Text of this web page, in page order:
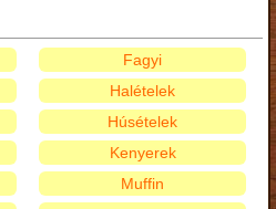
Fagyi
Halételek
Húsételek
Kenyerek
Muffin